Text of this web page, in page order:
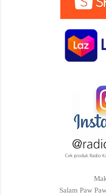
Salam Paw